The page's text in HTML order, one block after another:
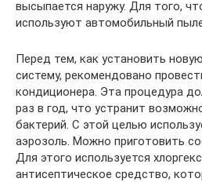
высыпается наружу. Для того,
используют автомобильный
Перед тем, как установить
систему, рекомендовано
кондиционера. Эта процедура
раз в год, что устранит
бактерий. С этой целью
аэрозоль. Можно приготовить
Для этого используется
антисептическое средство,